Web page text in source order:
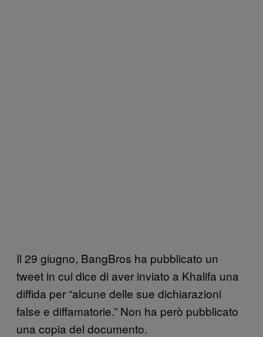
Il 29 giugno, BangBros ha pubblicato un
tweet in cui dice di aver inviato a Khalifa una
diffida per “alcune delle sue dichiarazioni
false e diffamatorie.” Non ha però pubblicato
una copia del documento.